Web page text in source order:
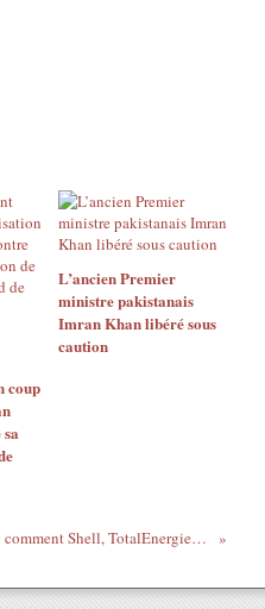
coup
L’ancien Premier
ministre pakistanais
Imran Khan libéré sous
caution
Guerre en Ukraine : comment Shell, TotalEnergies et les autres majors européennes ont réussi à protéger leurs superprofits